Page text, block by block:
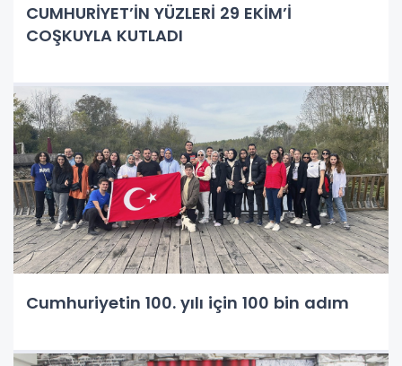
CUMHURİYET’İN YÜZLERİ 29 EKİM’İ
COŞKUYLA KUTLADI
Cumhuriyetin 100. yılı için 100 bin adım